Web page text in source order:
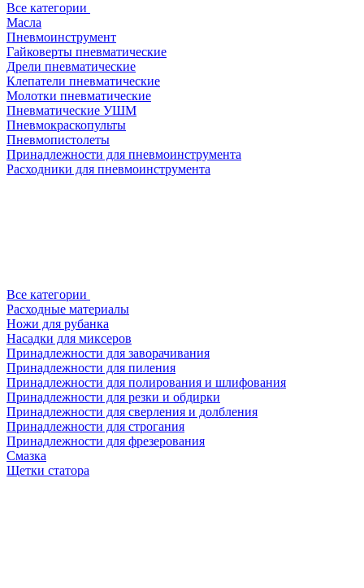
Все категории
Масла
Пневмоинструмент
Гайковерты пневматические
Дрели пневматические
Клепатели пневматические
Молотки пневматические
Пневматические УШМ
Пневмокраскопульты
Пневмопистолеты
Принадлежности для пневмоинструмента
Расходники для пневмоинструмента
Все категории
Расходные материалы
Ножи для рубанка
Насадки для миксеров
Принадлежности для заворачивания
Принадлежности для пиления
Принадлежности для полирования и шлифования
Принадлежности для резки и обдирки
Принадлежности для сверления и долбления
Принадлежности для строгания
Принадлежности для фрезерования
Смазка
Щетки статора